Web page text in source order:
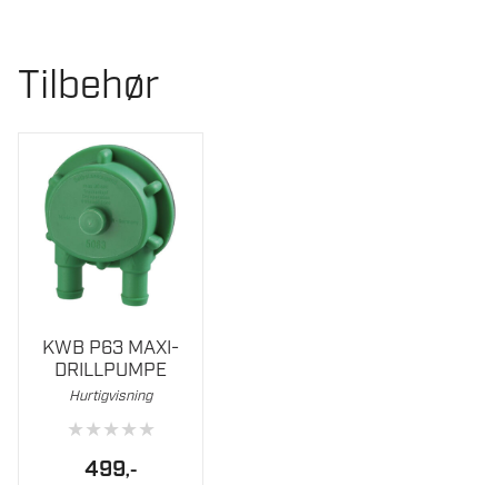
Tilbehør
KWB P63 MAXI-
DRILLPUMPE
Hurtigvisning
★★★★★
499,-